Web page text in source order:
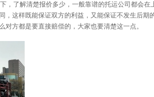
，了解清楚报价多少，一般靠谱的托运公司都会
，这样既能保证双方的利益，又能保证不发生后
方都是要直接赔偿的，大家也要清楚这一点。